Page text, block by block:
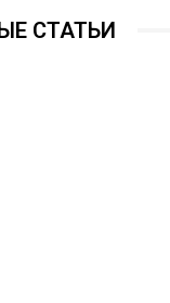
СТАТЬИ